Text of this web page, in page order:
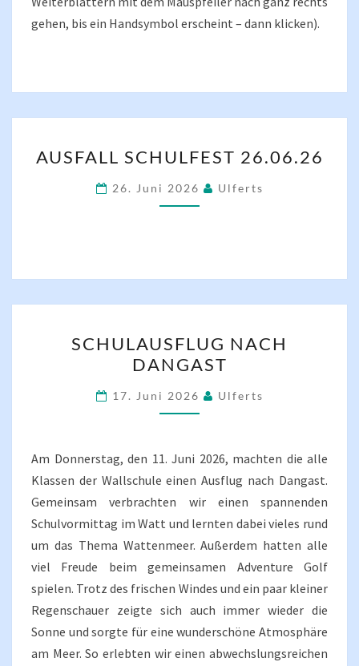
gehen, bis ein Handsymbol erscheint – dann klicken).
SCHULFEST
26.06.26
AUSFALL SCHULFEST 26.06.26
26. Juni 2026 Ulferts
NACH
DANGAST
SCHULAUSFLUG NACH
DANGAST
17. Juni 2026 Ulferts
Am Donnerstag, den 11. Juni 2026, machten die alle
Klassen der Wallschule einen Ausflug nach Dangast.
Gemeinsam verbrachten wir einen spannenden
Schulvormittag im Watt und lernten dabei vieles rund
um das Thema Wattenmeer. Außerdem hatten alle
viel Freude beim gemeinsamen Adventure Golf
spielen. Trotz des frischen Windes und ein paar kleiner
Regenschauer zeigte sich auch immer wieder die
Sonne und sorgte für eine wunderschöne Atmosphäre
am Meer. So erlebten wir einen abwechslungsreichen